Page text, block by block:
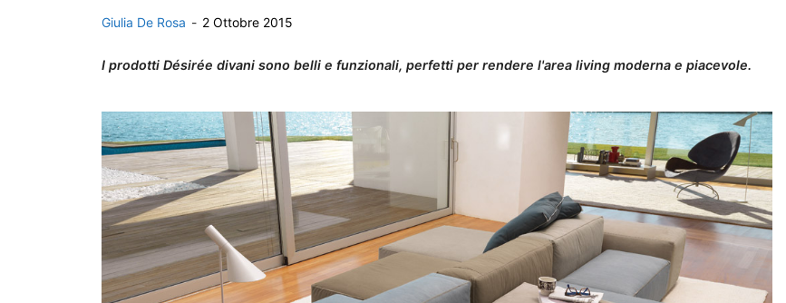
Giulia De Rosa - 2 Ottobre 2015
I prodotti Désirée divani sono belli e funzionali, perfetti per rendere l'area living moderna e piacevole.